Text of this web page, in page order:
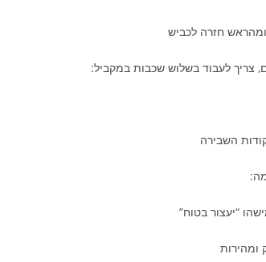
צריך לעבוד בשלוש שכבות במקביל:
“יעצור בטוח”
ומהירות